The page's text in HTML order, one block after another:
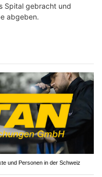
Spital gebracht und
abgeben.
und Personen in der Schweiz